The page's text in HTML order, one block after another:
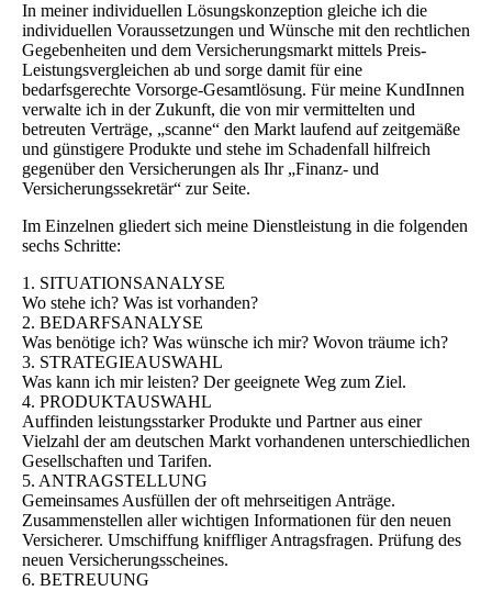
In meiner individuellen Lösungskonzeption gleiche ich die
individuellen Voraussetzungen und Wünsche mit den rechtlichen
Gegebenheiten und dem Versicherungsmarkt mittels Preis-
Leistungsvergleichen ab und sorge damit für eine
bedarfsgerechte Vorsorge-Gesamtlösung. Für meine KundInnen
verwalte ich in der Zukunft, die von mir vermittelten und
betreuten Verträge, „scanne“ den Markt laufend auf zeitgemäße
und günstigere Produkte und stehe im Schadenfall hilfreich
gegenüber den Versicherungen als Ihr „Finanz- und
Versicherungssekretär“ zur Seite.
Im Einzelnen gliedert sich meine Dienstleistung in die folgenden
sechs Schritte:
1. SITUATIONSANALYSE
Wo stehe ich? Was ist vorhanden?
2. BEDARFSANALYSE
Was benötige ich? Was wünsche ich mir? Wovon träume ich?
3. STRATEGIEAUSWAHL
Was kann ich mir leisten? Der geeignete Weg zum Ziel.
4. PRODUKTAUSWAHL
Auffinden leistungsstarker Produkte und Partner aus einer
Vielzahl der am deutschen Markt vorhandenen unterschiedlichen
Gesellschaften und Tarifen.
5. ANTRAGSTELLUNG
Gemeinsames Ausfüllen der oft mehrseitigen Anträge.
Zusammenstellen aller wichtigen Informationen für den neuen
Versicherer. Umschiffung kniffliger Antragsfragen. Prüfung des
neuen Versicherungsscheines.
6. BETREUUNG